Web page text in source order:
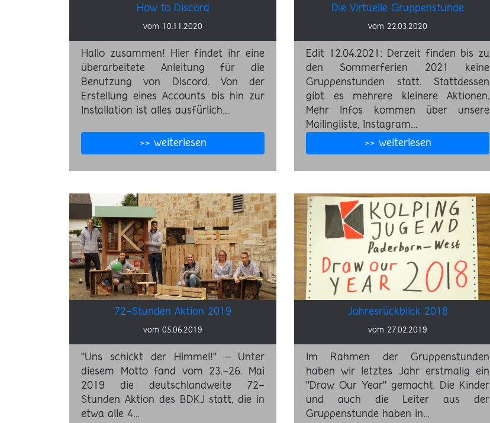
How to Discord
vom 10.11.2020
Hallo zusammen! Hier findet ihr eine
überarbeitete Anleitung für die
Benutzung von Discord. Von der
Erstellung eines Accounts bis hin zur
Installation ist alles ausfürlich…
>> weiterlesen
Die Virtuelle Gruppenstunde
vom 22.03.2020
Edit 12.04.2021: Derzeit finden bis zu
den Sommerferien 2021 keine
Gruppenstunden statt. Stattdessen
gibt es mehrere kleinere Aktionen.
Mehr Infos kommen über unsere
Mailingliste, Instagram…
>> weiterlesen
72-Stunden Aktion 2019
vom 05.06.2019
"Uns schickt der Himmel!" - Unter
diesem Motto fand vom 23.-26. Mai
2019 die deutschlandweite 72-
Stunden Aktion des BDKJ statt, die in
etwa alle 4…
Jahresrückblick 2018
vom 27.02.2019
Im Rahmen der Gruppenstunden
haben wir letztes Jahr erstmalig ein
"Draw Our Year" gemacht. Die Kinder
und auch die Leiter aus der
Gruppenstunde haben in…